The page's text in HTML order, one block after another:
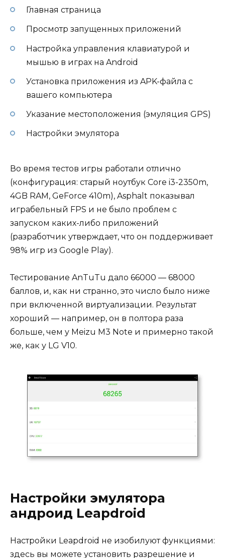
Главная страница
Просмотр запущенных приложений
Настройка управления клавиатурой и
мышью в играх на Android
Установка приложения из APK-файла с
вашего компьютера
Указание местоположения (эмуляция GPS)
Настройки эмулятора
Во время тестов игры работали отлично
(конфигурация: старый ноутбук Core i3-2350m,
4GB RAM, GeForce 410m), Asphalt показывал
играбельный FPS и не было проблем с
запуском каких-либо приложений
(разработчик утверждает, что он поддерживает
98% игр из Google Play).
Тестирование AnTuTu дало 66000 — 68000
баллов, и, как ни странно, это число было ниже
при включенной виртуализации. Результат
хороший — например, он в полтора раза
больше, чем у Meizu M3 Note и примерно такой
же, как у LG V10.
Настройки эмулятора
андроид Leapdroid
Настройки Leapdroid не изобилуют функциями:
здесь вы можете установить разрешение и